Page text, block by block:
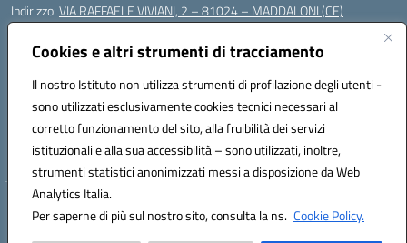
Cookies e altri strumenti di tracciamento
Il nostro Istituto non utilizza strumenti di profilazione degli utenti -
sono utilizzati esclusivamente cookies tecnici necessari al
corretto funzionamento del sito, alla fruibilità dei servizi
istituzionali e alla sua accessibilità – sono utilizzati, inoltre,
strumenti statistici anonimizzati messi a disposizione da Web
Analytics Italia.
Per saperne di più sul nostro sito, consulta la ns. Cookie Policy.
Indirizzo:VIA RAFFAELE VIVIANI, 2 – 81024 – MADDALONI (CE)
Centralino:
Posta elettronica certificata (PEC):ceic8av00r@pec.istruzione.it
Codice fiscale: 93086020612
Codice meccanografico:CEIC8AV00R
Codice Indice delle Pubbliche Amministrazioni (IPA): icamm
Codice unico di fatturazione (CUF): UF8WE6
Hosting & Powered by 3D Solution S.r.l.
Concept & Design by Designers Italia